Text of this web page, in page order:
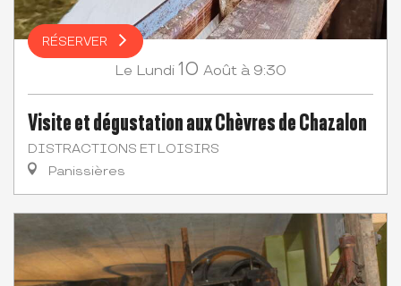
RÉSERVER
Le Lundi 10 Août à 9:30
Visite et dégustation aux Chèvres de Chazalon
DISTRACTIONS ET LOISIRS
Panissières